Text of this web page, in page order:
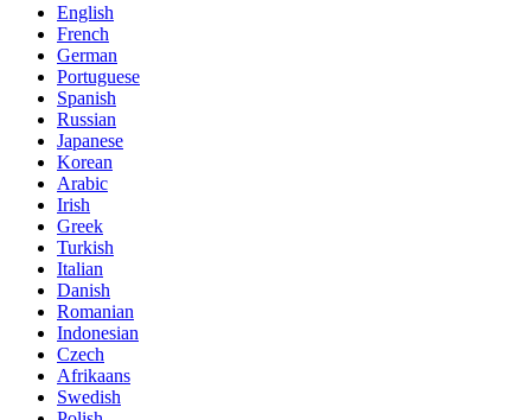
English
French
German
Portuguese
Spanish
Russian
Japanese
Korean
Arabic
Irish
Greek
Turkish
Italian
Danish
Romanian
Indonesian
Czech
Afrikaans
Swedish